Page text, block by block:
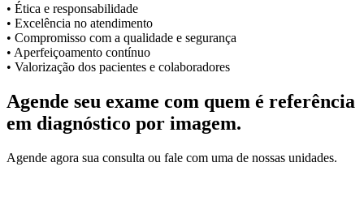
• Ética e responsabilidade
• Excelência no atendimento
• Compromisso com a qualidade e segurança
• Aperfeiçoamento contínuo
• Valorização dos pacientes e colaboradores
Agende seu exame com quem é referência
em diagnóstico por imagem.
Agende agora sua consulta ou fale com uma de nossas unidades.